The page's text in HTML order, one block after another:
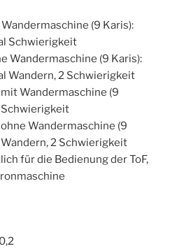
(9 Karis):
Schwierigkeit
Wandermaschine (9 Karis):
Wandern, 2 Schwierigkeit
Wandermaschine (9
Schwierigkeit
Wandermaschine (9
2 Schwierigkeit
für die Bedienung der ToF,